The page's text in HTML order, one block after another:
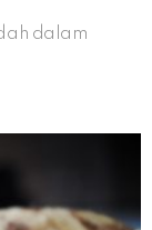
dalam